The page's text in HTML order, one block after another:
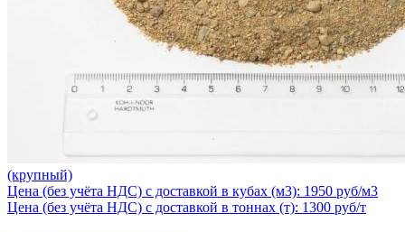
(крупный)
Цена (без учёта НДС) с доставкой в кубах (м3): 1950 руб/м3
Цена (без учёта НДС) с доставкой в тоннах (т): 1300 руб/т